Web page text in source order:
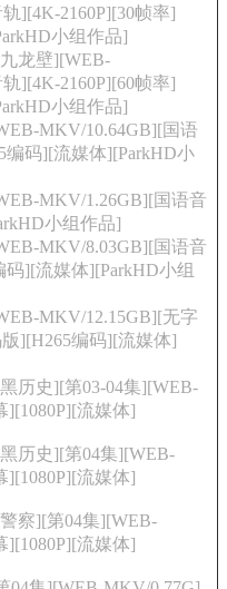
][4K-2160P][30帧率]
小组作品]
龙壁][WEB-
][4K-2160P][60帧率]
小组作品]
MKV/10.64GB][国语
编码][流媒体][ParkHD小
MKV/1.26GB][国语音
小组作品]
MKV/8.03GB][国语音
码][流媒体][ParkHD小组
MKV/12.15GB][无字
][H265编码][流媒体]
历史][第03-04集][WEB-
][1080P][流媒体]
历史][第04集][WEB-
][1080P][流媒体]
察][第04集][WEB-
][1080P][流媒体]